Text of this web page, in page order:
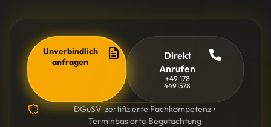
Unverbindlich
anfragen
Direkt
Anrufen
+49 178
4491578
DGuSV-zertifizierte Fachkompetenz •
Terminbasierte Begutachtung